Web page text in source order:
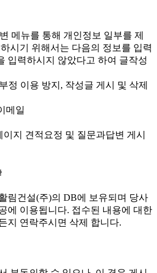
메뉴를 통해 개인정보 일부를 제
시기 위해서는 다음의 정보를 입력
입력하시지 않았다고 하여 글작성
정 이용 방지, 작성글 게시 및 삭제
메일
지 견적요정 및 질문과답변 게시
림건설(주)의 DB에 보유되며 당사
에 이용됩니다. 접수된 내용에 대한
지 연락주시면 삭제 합니다.